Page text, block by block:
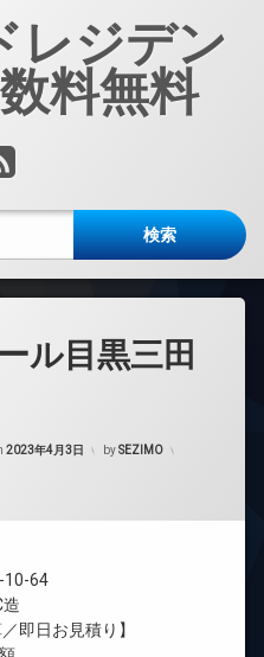
レジデン
料無料
RSS
索:
ル目黒三田
2023年4月3日 bySEZIMO
64
即日お見積り】